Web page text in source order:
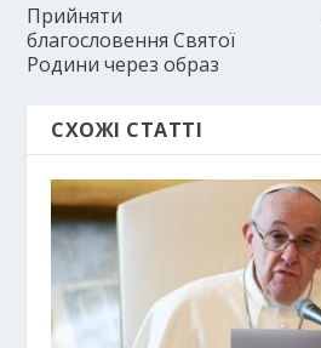
Прийняти
благословення Святої
Родини через образ
СХОЖІ СТАТТІ